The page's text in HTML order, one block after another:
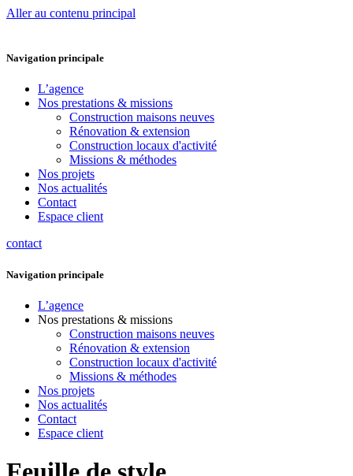
Aller au contenu principal
Navigation principale
L’agence
Nos prestations & missions
Construction maisons neuves
Rénovation & extension
Construction locaux d'activité
Missions & méthodes
Nos projets
Nos actualités
Contact
Espace client
contact
Navigation principale
L’agence
Nos prestations & missions
Construction maisons neuves
Rénovation & extension
Construction locaux d'activité
Missions & méthodes
Nos projets
Nos actualités
Contact
Espace client